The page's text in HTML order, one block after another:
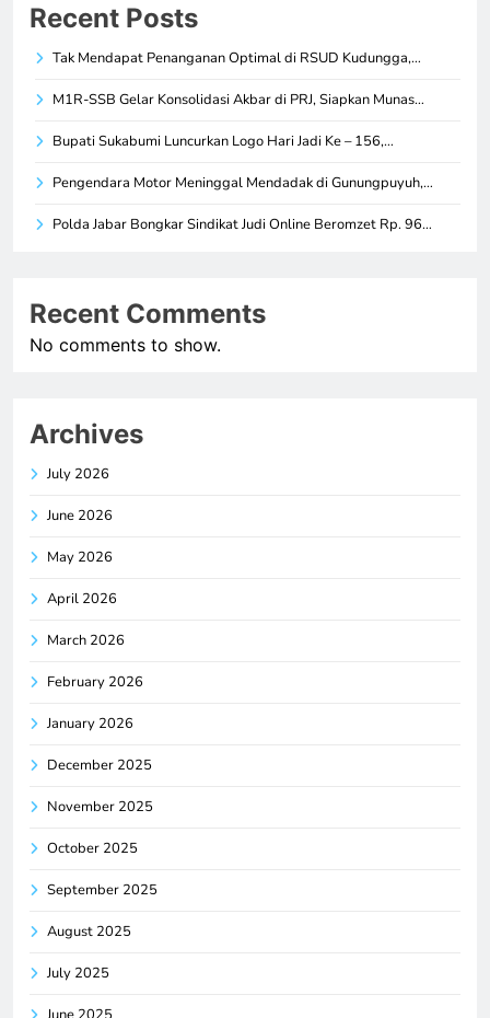
Recent Posts
Tak Mendapat Penanganan Optimal di RSUD Kudungga,…
M1R-SSB Gelar Konsolidasi Akbar di PRJ, Siapkan Munas…
Bupati Sukabumi Luncurkan Logo Hari Jadi Ke – 156,…
Pengendara Motor Meninggal Mendadak di Gunungpuyuh,…
Polda Jabar Bongkar Sindikat Judi Online Beromzet Rp. 96…
Recent Comments
No comments to show.
Archives
July 2026
June 2026
May 2026
April 2026
March 2026
February 2026
January 2026
December 2025
November 2025
October 2025
September 2025
August 2025
July 2025